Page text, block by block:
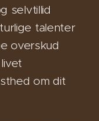
selvtillid
talenter
overskud
om dit